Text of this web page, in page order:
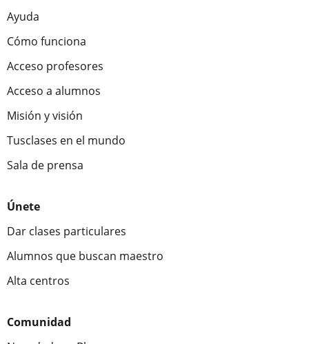
Ayuda
Cómo funciona
Acceso profesores
Acceso a alumnos
Misión y visión
Tusclases en el mundo
Sala de prensa
Únete
Dar clases particulares
Alumnos que buscan maestro
Alta centros
Comunidad